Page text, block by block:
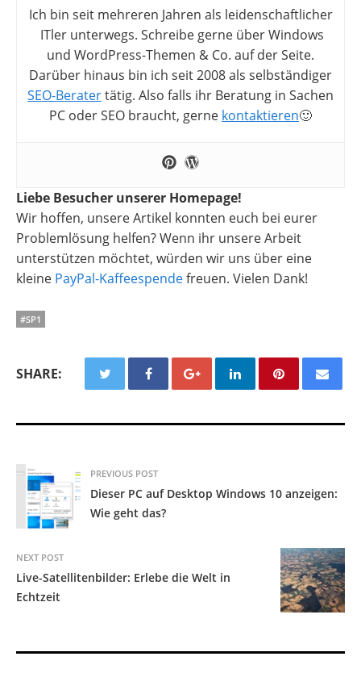
Ich bin seit mehreren Jahren als leidenschaftlicher
ITler unterwegs. Schreibe gerne über Windows
und WordPress-Themen & Co. auf der Seite.
Darüber hinaus bin ich seit 2008 als selbständiger
SEO-Beratertätig. Also falls ihr Beratung in Sachen
PC oder SEO braucht, gerne kontaktieren🙂
Liebe Besucher unserer Homepage!
Wir hoffen, unsere Artikel konnten euch bei eurer
Problemlösung helfen? Wenn ihr unsere Arbeit
unterstützen möchtet, würden wir uns über eine
kleine PayPal-Kaffeespendefreuen. Vielen Dank!
#SP1
SHARE:
PREVIOUS POST
Dieser PC auf Desktop Windows 10 anzeigen:
Wie geht das?
NEXT POST
Live-Satellitenbilder: Erlebe die Welt in
Echtzeit